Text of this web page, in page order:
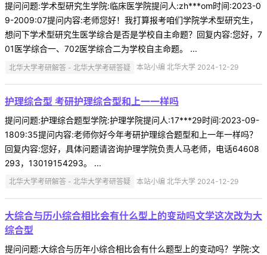
提问问题:学术型研究生学院:临床医学院提问人:zh***om时间:2023-0
9-2009:07提问内容:老师您好！我打算报考咱们学院学术型研究生，
想问下学术型研究生医学综合是否是学校自主命题？回复内容:您好，7
01医学综合一、702医学综合二为学校自主命题。 ...
北华大学考研解答 - 北华大学考研答疑 本站小编 北华大学 2024-12-29
护理综合型 考研护理综合型和上一一样吗
提问问题:护理综合题型学院:护理学院提问人:17***29时间:2023-09-
1809:35提问内容:老师你好今年考研护理综合题型和上一年一样吗？
回复内容:您好，具体问题请咨询护理学院负责人马老师，电话64608
293，13019154293。 ...
北华大学考研解答 - 北华大学考研答疑 本站小编 北华大学 2024-12-29
大综合与历小综合相比会有什么型上的变动吗文学这次改为大
综合型
提问问题:大综合与历年小综合相比会有什么题型上的变动吗？学院:文